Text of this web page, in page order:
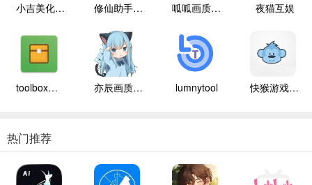
小吉美化包助手 修仙助手手机版 呱呱画质盒子 夜猫互娱
toolbox辅助器 亦辰画质大师 lumnytool 快猴游戏盒子
热门推荐